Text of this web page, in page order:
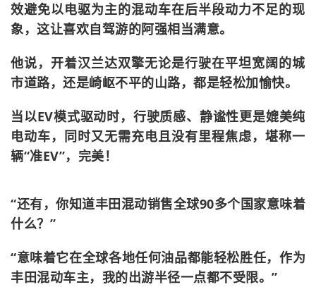
效避免以电驱为主的混动车在后半段动力不足的现
象，这让喜欢自驾游的阿强相当满意。
他说，开着汉兰达双擎无论是行驶在平坦宽阔的城
市道路，还是崎岖不平的山路，都是轻松加愉快。
当以EV模式驱动时，行驶质感、静谧性更是媲美纯
电动车，同时又无需充电且没有里程焦虑，堪称一
辆“准EV”，完美！
“还有，你知道丰田混动销售全球90多个国家意味着
什么？”
“意味着它在全球各地任何油品都能轻松胜任，作为
丰田混动车主，我的出游半径一点都不受限。”